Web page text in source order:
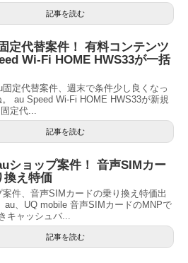
記事を読む
定代替案件！ 有料コンテンツ
Wi-Fi HOME HWS33が一括
固定代替案件、週末で条件少し良くなっ
au Speed Wi-Fi HOME HWS33が新規
定代...
記事を読む
ショップ案件！ 音声SIMカー
換え特価
案件、音声SIMカードの乗り換え特価出
au、UQ mobile 音声SIMカードのMNPで
キャッシュバ...
記事を読む